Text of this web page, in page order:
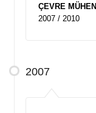
ÇEVRE
2007 / 2010
2007